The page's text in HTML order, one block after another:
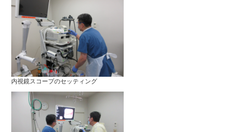
内視鏡スコープのセッティング